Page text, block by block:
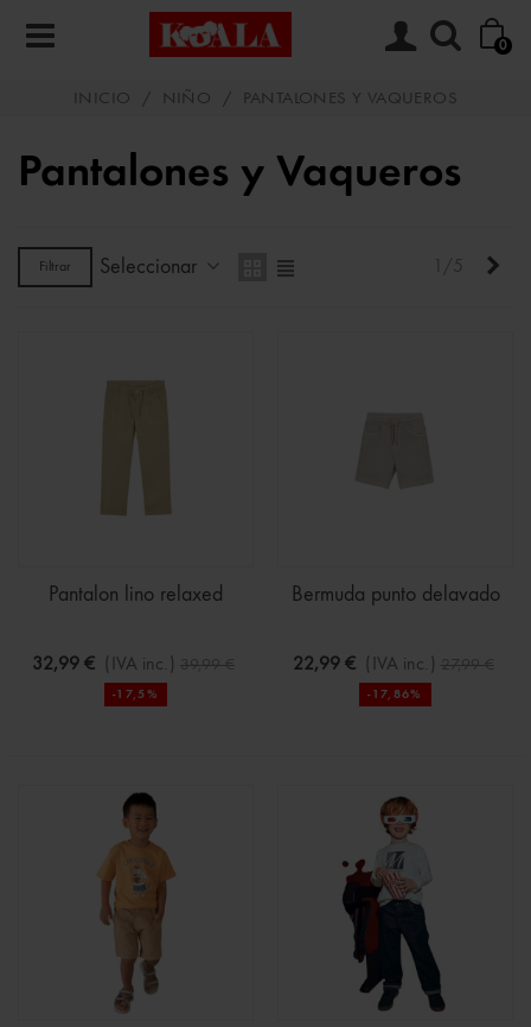
0
INICIO / NIÑO / PANTALONES Y VAQUEROS
Pantalones y Vaqueros
Filtrar Seleccionar 1/5
Pantalon lino relaxed
32,99 € (IVA inc.) 39,99 €
-17,5%
Bermuda punto delavado
22,99 € (IVA inc.) 27,99 €
-17,86%